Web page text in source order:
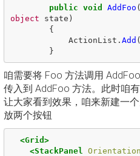
public void AddFoo (
object
state )
{
ActionList . Add
}
咱需要将 Foo 方法调用
传入到 AddFoo 方法。此时咱
让大家看到效果，咱来新建一
放两个按钮
<Grid>
<StackPanel